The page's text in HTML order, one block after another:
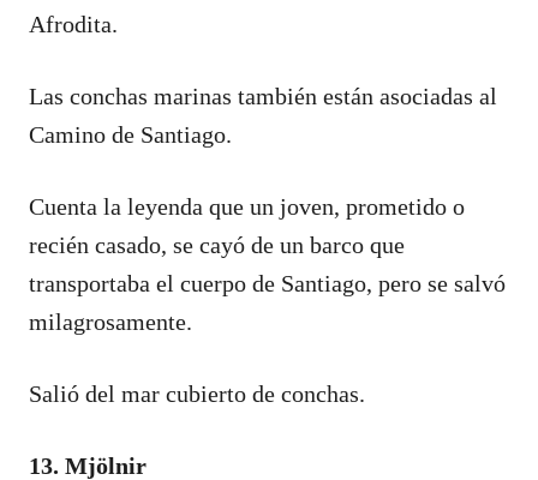
Afrodita.
Las conchas marinas también están asociadas al
Camino de Santiago.
Cuenta la leyenda que un joven, prometido o
recién casado, se cayó de un barco que
transportaba el cuerpo de Santiago, pero se salvó
milagrosamente.
Salió del mar cubierto de conchas.
13. Mjölnir